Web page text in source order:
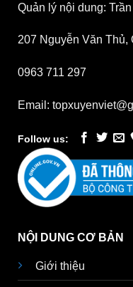
Quản lý nội dung:
207 Nguyễn Văn Thủ,
0963 711 297
Email:
Follow us:
NỘI DUNG CƠ BẢN
Giới thiệu